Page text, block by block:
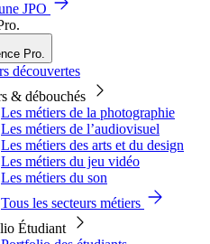
JPO
Pro.
découvertes
& débouchés
Les métiers de la photographie
Les métiers de l’audiovisuel
Les métiers des arts et du design
Les métiers du jeu vidéo
Les métiers du son
Tous les secteurs métiers
Étudiant